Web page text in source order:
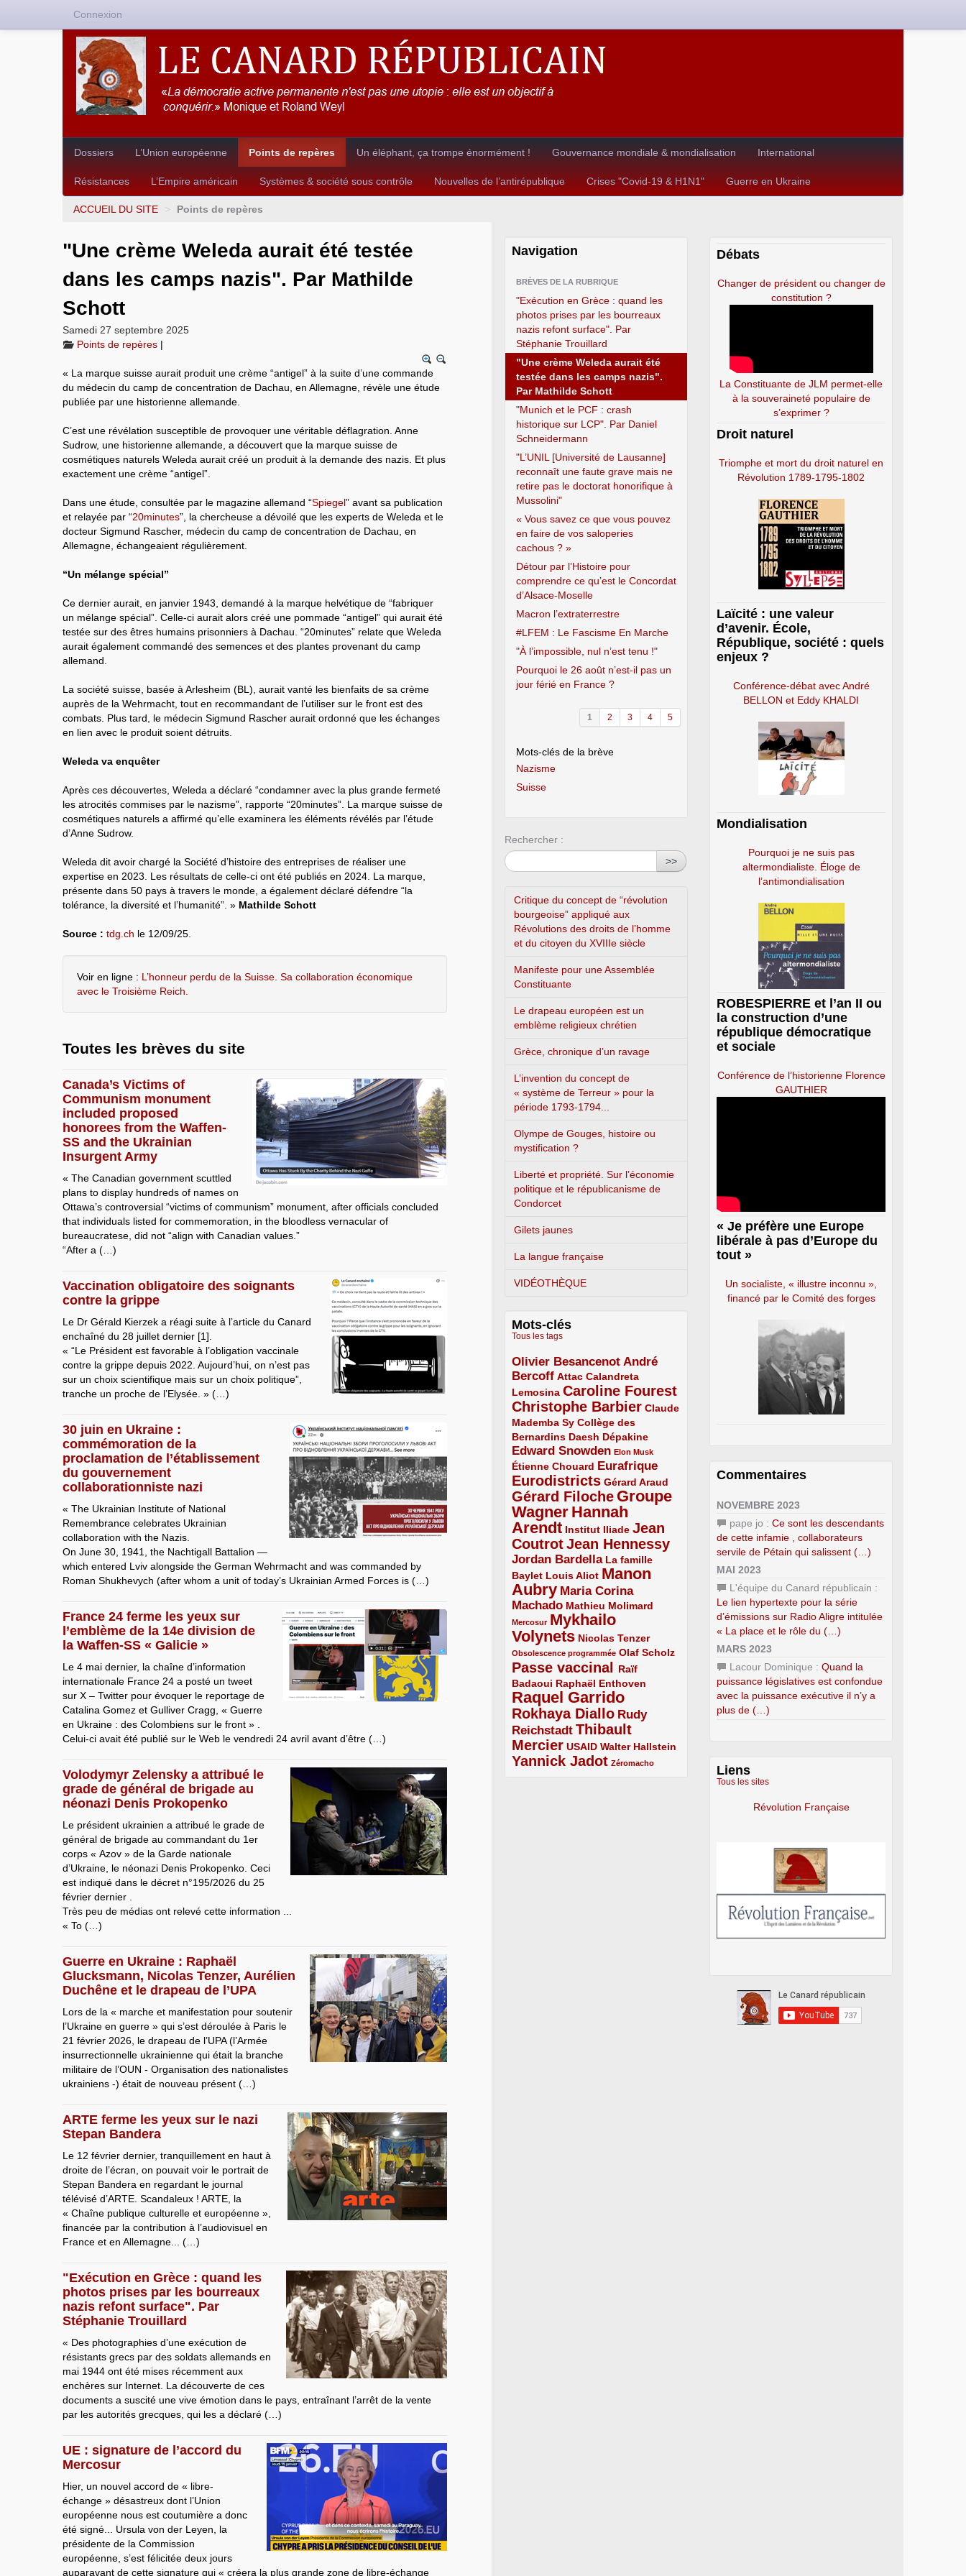
Dossiers L’Union européenne Points de repères Un éléphant, ça trompe énormément ! Gouvernance mondiale & mondialisation International
Résistances L’Empire américain Systèmes & société sous contrôle Nouvelles de l’antirépublique Crises "Covid-19 & H1N1" Guerre en Ukraine
ACCUEIL DU SITE > Points de repères
"Une crème Weleda aurait été testée
dans les camps nazis". Par Mathilde
Schott
Samedi 27 septembre 2025
Points de repères |
« La marque suisse aurait produit une crème “antigel” à la suite d’une commande
du médecin du camp de concentration de Dachau, en Allemagne, révèle une étude
publiée par une historienne allemande.
C’est une révélation susceptible de provoquer une véritable déflagration. Anne
Sudrow, une historienne allemande, a découvert que la marque suisse de
cosmétiques naturels Weleda aurait créé un produit à la demande des nazis. Et plus
exactement une crème “antigel”.
Dans une étude, consultée par le magazine allemand “Spiegel” avant sa publication
et relayée par “20minutes”, la chercheuse a dévoilé que les experts de Weleda et le
docteur Sigmund Rascher, médecin du camp de concentration de Dachau, en
Allemagne, échangeaient régulièrement.
“Un mélange spécial”
Ce dernier aurait, en janvier 1943, demandé à la marque helvétique de “fabriquer
un mélange spécial”. Celle-ci aurait alors créé une pommade “antigel” qui aurait été
testée sur des êtres humains prisonniers à Dachau. “20minutes” relate que Weleda
aurait également commandé des semences et des plantes provenant du camp
allemand.
La société suisse, basée à Arlesheim (BL), aurait vanté les bienfaits de sa crème
auprès de la Wehrmacht, tout en recommandant de l’utiliser sur le front est des
combats. Plus tard, le médecin Sigmund Rascher aurait ordonné que les échanges
en lien avec le produit soient détruits.
Weleda va enquêter
Après ces découvertes, Weleda a déclaré “condamner avec la plus grande fermeté
les atrocités commises par le nazisme”, rapporte “20minutes”. La marque suisse de
cosmétiques naturels a affirmé qu’elle examinera les éléments révélés par l’étude
d’Anne Sudrow.
Weleda dit avoir chargé la Société d’histoire des entreprises de réaliser une
expertise en 2023. Les résultats de celle-ci ont été publiés en 2024. La marque,
présente dans 50 pays à travers le monde, a également déclaré défendre “la
tolérance, la diversité et l’humanité”. » Mathilde Schott
Source : tdg.ch le 12/09/25.
Voir en ligne : L’honneur perdu de la Suisse. Sa collaboration économique
avec le Troisième Reich.
Toutes les brèves du site
Canada’s Victims of
Communism monument
included proposed
honorees from the Waffen-
SS and the Ukrainian
Insurgent Army
« The Canadian government scuttled
plans to display hundreds of names on
Ottawa’s controversial “victims of communism” monument, after officials concluded
that individuals listed for commemoration, in the bloodless vernacular of
bureaucratese, did not “align with Canadian values.”
“After a (…)
Vaccination obligatoire des soignants
contre la grippe
Le Dr Gérald Kierzek a réagi suite à l’article du Canard
enchaîné du 28 juillet dernier [1].
« “Le Président est favorable à l’obligation vaccinale
contre la grippe depuis 2022. Aujourd’hui, on n’est pas
sur un choix scientifique mais sur un choix politique”,
tranche un proche de l’Elysée. » (…)
30 juin en Ukraine :
commémoration de la
proclamation de l’établissement
du gouvernement
collaborationniste nazi
« The Ukrainian Institute of National
Remembrance celebrates Ukrainian
collaboration with the Nazis.
On June 30, 1941, the Nachtigall Battalion —
which entered Lviv alongside the German Wehrmacht and was commanded by
Roman Shukhevych (after whom a unit of today’s Ukrainian Armed Forces is (…)
France 24 ferme les yeux sur
l’emblème de la 14e division de
la Waffen-SS « Galicie »
Le 4 mai dernier, la chaîne d’information
internationale France 24 a posté un tweet
sur X – Twitter pour évoquer le reportage de
Catalina Gomez et Gulliver Cragg, « Guerre
en Ukraine : des Colombiens sur le front » .
Celui-ci avait été publié sur le Web le vendredi 24 avril avant d’être (…)
Volodymyr Zelensky a attribué le
grade de général de brigade au
néonazi Denis Prokopenko
Le président ukrainien a attribué le grade de
général de brigade au commandant du 1er
corps « Azov » de la Garde nationale
d’Ukraine, le néonazi Denis Prokopenko. Ceci
est indiqué dans le décret n°195/2026 du 25
février dernier .
Très peu de médias ont relevé cette information ...
« To (…)
Guerre en Ukraine : Raphaël
Glucksmann, Nicolas Tenzer, Aurélien
Duchêne et le drapeau de l’UPA
Lors de la « marche et manifestation pour soutenir
l’Ukraine en guerre » qui s’est déroulée à Paris le
21 février 2026, le drapeau de l’UPA (l’Armée
insurrectionnelle ukrainienne qui était la branche
militaire de l’OUN - Organisation des nationalistes
ukrainiens -) était de nouveau présent (…)
ARTE ferme les yeux sur le nazi
Stepan Bandera
Le 12 février dernier, tranquillement en haut à
droite de l’écran, on pouvait voir le portrait de
Stepan Bandera en regardant le journal
télévisé d’ARTE. Scandaleux ! ARTE, la
« Chaîne publique culturelle et européenne »,
financée par la contribution à l’audiovisuel en
France et en Allemagne... (…)
"Exécution en Grèce : quand les
photos prises par les bourreaux
nazis refont surface". Par
Stéphanie Trouillard
« Des photographies d’une exécution de
résistants grecs par des soldats allemands en
mai 1944 ont été mises récemment aux
enchères sur Internet. La découverte de ces
documents a suscité une vive émotion dans le pays, entraînant l’arrêt de la vente
par les autorités grecques, qui les a déclaré (…)
UE : signature de l’accord du
Mercosur
Hier, un nouvel accord de « libre-
échange » désastreux dont l’Union
européenne nous est coutumière a donc
été signé... Ursula von der Leyen, la
présidente de la Commission
européenne, s’est félicitée deux jours
auparavant de cette signature qui « créera la plus grande zone de libre-échange
Navigation
BRÈVES DE LA RUBRIQUE
"Exécution en Grèce : quand les
photos prises par les bourreaux
nazis refont surface". Par
Stéphanie Trouillard
"Une crème Weleda aurait été
testée dans les camps nazis".
Par Mathilde Schott
"Munich et le PCF : crash
historique sur LCP". Par Daniel
Schneidermann
"L’UNIL [Université de Lausanne]
reconnaît une faute grave mais ne
retire pas le doctorat honorifique à
Mussolini"
« Vous savez ce que vous pouvez
en faire de vos saloperies
cachous ? »
Détour par l’Histoire pour
comprendre ce qu’est le Concordat
d’Alsace-Moselle
Macron l’extraterrestre
#LFEM : Le Fascisme En Marche
"À l’impossible, nul n’est tenu !"
Pourquoi le 26 août n’est-il pas un
jour férié en France ?
1 2 3 4 5
Mots-clés de la brève
Nazisme
Suisse
Rechercher :
>>
Critique du concept de “révolution
bourgeoise” appliqué aux
Révolutions des droits de l’homme
et du citoyen du XVIIIe siècle
Manifeste pour une Assemblée
Constituante
Le drapeau européen est un
emblème religieux chrétien
Grèce, chronique d’un ravage
L’invention du concept de
« système de Terreur » pour la
période 1793-1794...
Olympe de Gouges, histoire ou
mystification ?
Liberté et propriété. Sur l’économie
politique et le républicanisme de
Condorcet
Gilets jaunes
La langue française
VIDÉOTHÈQUE
Mots-clés
Tous les tags
Olivier Besancenot
3/5
André
Bercoff
3/5 Attac
2/5
Calandreta
Lemosina
2/5 Caroline Fourest
4/5
Christophe Barbier
4/5
Claude
Mademba Sy
2/5
Collège des
Bernardins
2/5 Daesh
2/5 Dépakine
2/5
Edward Snowden
3/5 Elon Musk
1/5
Étienne Chouard
2/5 Eurafrique
3/5
Eurodistricts
4/5 Gérard Araud
2/5
Gérard Filoche
4/5
Groupe
Wagner
5/5
Hannah
Arendt
5/5 Institut Iliade
2/5
Jean
Coutrot
4/5 Jean Hennessy
4/5
Jordan Bardella
3/5
La famille
Baylet
2/5 Louis Aliot
2/5
Manon
Aubry
5/5
Maria Corina
Machado
3/5 Mathieu Molimard
2/5
Mercosur
1/5
Mykhailo
Volynets
5/5 Nicolas Tenzer
2/5
Obsolescence programmée
1/5 Olaf Scholz
2/5
Passe vaccinal
4/5
Raïf
Badaoui
2/5 Raphaël Enthoven
2/5
Raquel Garrido
5/5
Rokhaya Diallo
4/5
Rudy
Reichstadt
3/5
Thibault
Mercier
4/5 USAID
2/5 Walter Hallstein
2/5
Yannick Jadot
4/5 Zéromacho
1/5
Débats
Changer de président ou changer de
constitution ?
La Constituante de JLM permet-elle
à la souveraineté populaire de
s’exprimer ?
Droit naturel
Triomphe et mort du droit naturel en
Révolution 1789-1795-1802
Laïcité : une valeur
d’avenir. École,
République, société : quels
enjeux ?
Conférence-débat avec André
BELLON et Eddy KHALDI
Mondialisation
Pourquoi je ne suis pas
altermondialiste. Éloge de
l’antimondialisation
ROBESPIERRE et l’an II ou
la construction d’une
république démocratique
et sociale
Conférence de l’historienne Florence
GAUTHIER
« Je préfère une Europe
libérale à pas d’Europe du
tout »
Un socialiste, « illustre inconnu »,
financé par le Comité des forges
Commentaires
NOVEMBRE 2023
pape jo : Ce sont les descendants
de cette infamie , collaborateurs
servile de Pétain qui salissent (…)
MAI 2023
L'équipe du Canard républicain :
Le lien hypertexte pour la série
d’émissions sur Radio Aligre intitulée
« La place et le rôle du (…)
MARS 2023
Lacour Dominique : Quand la
puissance législatives est confondue
avec la puissance exécutive il n’y a
plus de (…)
Liens
Tous les sites
Révolution Française
Connexion